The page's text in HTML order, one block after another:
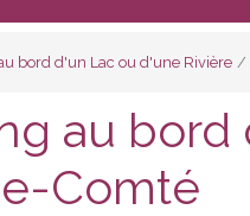
bord d'un Lac ou d'une Rivière
au
Comté